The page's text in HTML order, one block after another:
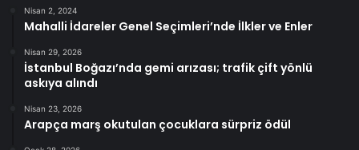
Nisan 2, 2024
Mahalli İdareler Genel Seçimleri’nde İlkler ve Enler
Nisan 29, 2026
İstanbul Boğazı’nda gemi arızası; trafik çift yönlü
askıya alındı
Nisan 23, 2026
Arapça marş okutulan çocuklara sürpriz ödül